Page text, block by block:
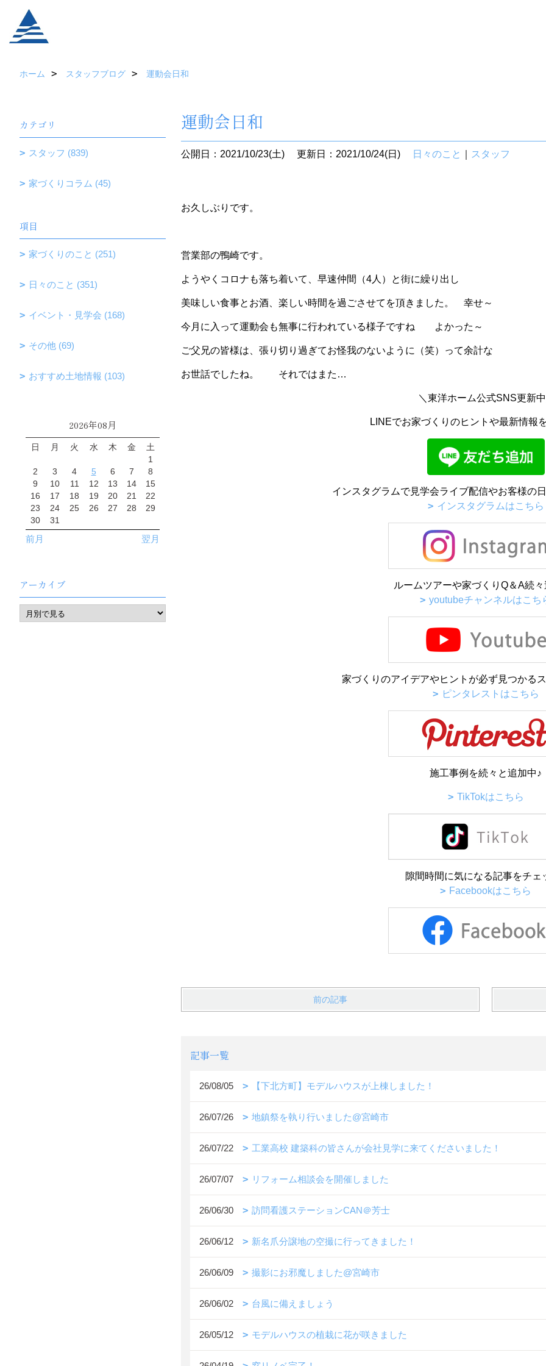
ホーム スタッフブログ 運動会日和
運動会日和
公開日：2021/10/23(土) 更新日：2021/10/24(日) 日々のこと スタッフ
お久しぶりです。
営業部の鴨崎です。
ようやくコロナも落ち着いて、早速仲間（4人）と街に繰り出し
美味しい食事とお酒、楽しい時間を過ごさせてを頂きました。 幸せ～
今月に入って運動会も無事に行われている様子ですね よかった～
ご父兄の皆様は、張り切り過ぎてお怪我のないように（笑）って余計な
お世話でしたね。 それではまた…
＼東洋ホーム公式SNS更新
LINEでお家づくりのヒントや最新情報
インスタグラムで見学会ライブ配信やお客様の
インスタグラムはこちら
ルームツアーや家づくりQ＆A続々
youtubeチャンネルはこち
家づくりのアイデアやヒントが必ず見つかる
ピンタレストはこちら
施工事例を続々と追加中♪
TikTokはこちら
隙間時間に気になる記事をチェ
Facebookはこちら
前の記事
記事一覧
26/08/05 【下北方町】モデルハウスが上棟しました！
26/07/26 地鎮祭を執り行いました@宮崎市
26/07/22 工業高校 建築科の皆さんが会社見学に来てくださいました！
26/07/07 リフォーム相談会を開催しました
26/06/30 訪問看護ステーションCAN＠芳士
26/06/12 新名爪分譲地の空撮に行ってきました！
26/06/09 撮影にお邪魔しました@宮崎市
26/06/02 台風に備えましょう
26/05/12 モデルハウスの植栽に花が咲きました
カテゴリ
スタッフ (839)
家づくりコラム (45)
項目
家づくりのこと (251)
日々のこと (351)
イベント・見学会 (168)
その他 (69)
おすすめ土地情報 (103)
2026年08月
日 月 火 水 木 金
土
1
2
3 4 5 6 7
8
9
10 11 12 13 14
15
16
17 18 19 20 21
22
23
24 25 26 27 28
29
30
31
前月 翌月
アーカイブ